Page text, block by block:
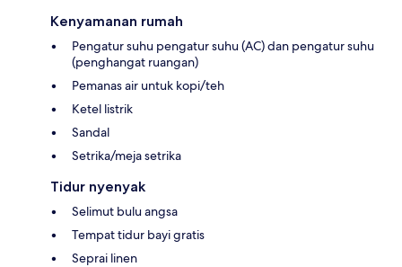
Kenyamanan rumah
Pengatur suhu pengatur suhu (AC) dan pengatur suhu
(penghangat ruangan)
Pemanas air untuk kopi/teh
Ketel listrik
Sandal
Setrika/meja setrika
Tidur nyenyak
Selimut bulu angsa
Tempat tidur bayi gratis
Seprai linen